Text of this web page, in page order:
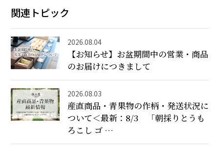
関連トピック
2026.08.04
【お知らせ】お盆期間中の営業・商品
のお届けにつきまして
2026.08.03
産直商品・青果物の作柄・発送状況に
ついて＜最新：8/3 「朝採りとうも
ろこし ゴ …